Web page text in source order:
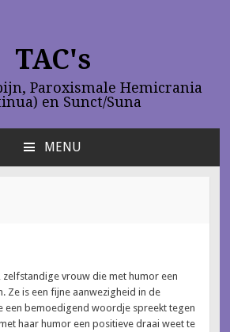
TAC's
Paroxismale Hemicrania
en Sunct/Suna
MENU
zelfstandige vrouw die met humor een
Ze is een fijne aanwezigheid in de
een bemoedigend woordje spreekt tegen
haar humor een positieve draai weet te